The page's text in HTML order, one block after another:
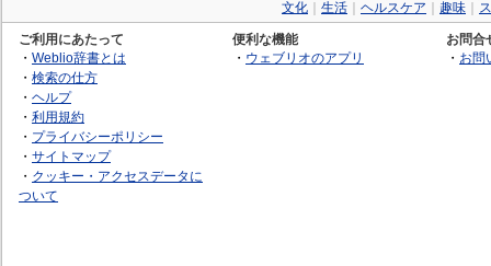
文化
生活 ヘルスケア 趣味
ご利用にあたって
・ Weblio辞書とは
・ 検索の仕方
・ ヘルプ
・ 利用規約
・ プライバシーポリシー
・ サイトマップ
・ クッキー・アクセスデータに
ついて
便利な機能
・ ウェブリオのアプリ
お問合
・ お問